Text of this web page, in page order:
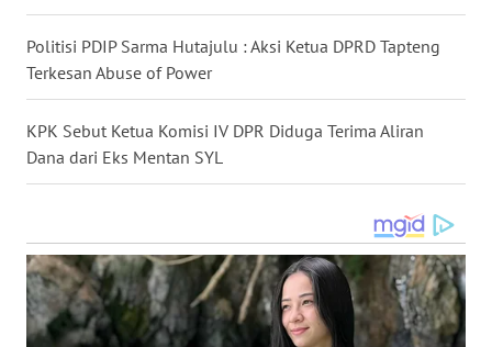
Politisi PDIP Sarma Hutajulu : Aksi Ketua DPRD Tapteng
Terkesan Abuse of Power
KPK Sebut Ketua Komisi IV DPR Diduga Terima Aliran
Dana dari Eks Mentan SYL
TINGGI
WN
WN
BEKASI
WN
BOGOR